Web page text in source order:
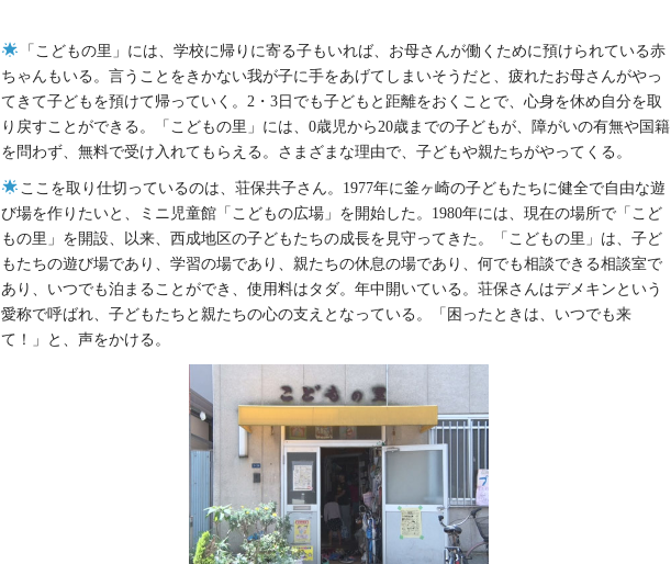
「こどもの里」には、学校に帰りに寄る子もいれば、お母さんが働くために預けられている赤
ちゃんもいる。言うことをきかない我が子に手をあげてしまいそうだと、疲れたお母さんがやっ
てきて子どもを預けて帰っていく。2・3日でも子どもと距離をおくことで、心身を休め自分を取
り戻すことができる。「こどもの里」には、0歳児から20歳までの子どもが、障がいの有無や国籍
を問わず、無料で受け入れてもらえる。さまざまな理由で、子どもや親たちがやってくる。
ここを取り仕切っているのは、荘保共子さん。1977年に釜ヶ崎の子どもたちに健全で自由な遊
び場を作りたいと、ミニ児童館「こどもの広場」を開始した。1980年には、現在の場所で「こど
もの里」を開設、以来、西成地区の子どもたちの成長を見守ってきた。「こどもの里」は、子ど
もたちの遊び場であり、学習の場であり、親たちの休息の場であり、何でも相談できる相談室で
あり、いつでも泊まることができ、使用料はタダ。年中開いている。荘保さんはデメキンという
愛称で呼ばれ、子どもたちと親たちの心の支えとなっている。「困ったときは、いつでも来
て！」と、声をかける。